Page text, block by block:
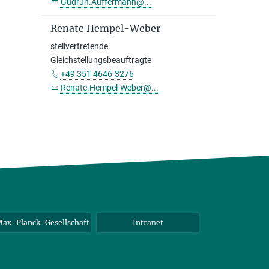
Renate Hempel-Weber
stellvertretende
Gleichstellungsbeauftragte
+49 351 4646-3276
Renate.Hempel-Weber@...
Planck-Gesellschaft Intranet